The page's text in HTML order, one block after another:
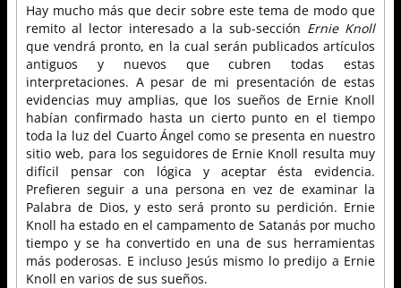
Hay mucho más que decir sobre este tema de modo que
remito al lector interesado a la sub-sección Ernie Knoll
que vendrá pronto, en la cual serán publicados artículos
antiguos y nuevos que cubren todas estas
interpretaciones. A pesar de mi presentación de estas
evidencias muy amplias, que los sueños de Ernie Knoll
habían confirmado hasta un cierto punto en el tiempo
toda la luz del Cuarto Ángel como se presenta en nuestro
sitio web, para los seguidores de Ernie Knoll resulta muy
difícil pensar con lógica y aceptar ésta evidencia.
Prefieren seguir a una persona en vez de examinar la
Palabra de Dios, y esto será pronto su perdición. Ernie
Knoll ha estado en el campamento de Satanás por mucho
tiempo y se ha convertido en una de sus herramientas
más poderosas. E incluso Jesús mismo lo predijo a Ernie
Knoll en varios de sus sueños.